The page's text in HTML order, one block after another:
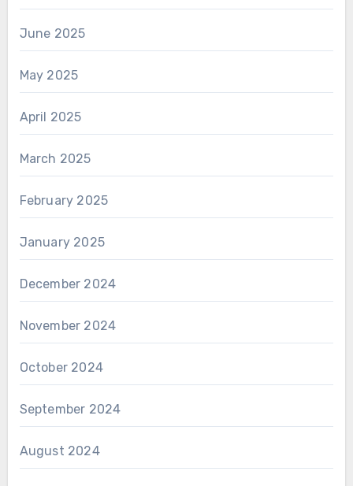
June 2025
May 2025
April 2025
March 2025
February 2025
January 2025
December 2024
November 2024
October 2024
September 2024
August 2024